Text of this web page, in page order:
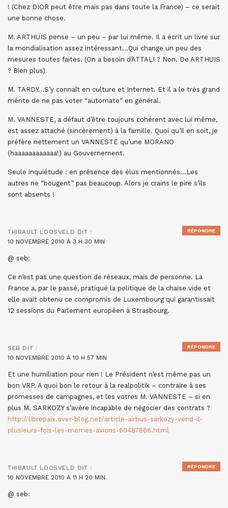
! (Chez DIOR peut être mais pas dans toute la France) – ce serait
une bonne chose.
M. ARTHUIS pense – un peu – par lui même. Il a écrit un livre sur
la mondialisation assez intéressant…Qui change un peu des
mesures toutes faites. (On a besoin d’ATTALI ? Non. De ARTHUIS
? Bien plus)
M. TARDY…S’y connaît en culture et Internet. Et il a le très grand
mérite de ne pas voter “automate” en général.
M. VANNESTE, a défaut d’être toujours cohérent avec lui même,
est assez attaché (sincèrement) à la famille. Quoi qu’il en soit, je
préfère nettement un VANNESTE qu’une MORANO
(haaaaaaaaaaaa!) au Gouvernement.
Seule inquiétude : en présence des élus mentionnés…Les
autres ne “bougent” pas beaucoup. Alors je crains le pire s’ils
sont absents !
THIBAULT LOOSVELD DIT :
10 NOVEMBRE 2010 À 3 H 30 MIN
@ seb:
Ce n’est pas une question de réseaux, mais de personne. La
France a, par le passé, pratiqué la politique de la chaise vide et
elle avait obtenu ce compromis de Luxembourg qui garantissait
12 sessions du Parlement européen à Strasbourg.
RÉPONDRE
SEB DIT :
10 NOVEMBRE 2010 À 10 H 57 MIN
Et une humiliation pour rien ! Le Président n’est même pas un
bon VRP. A quoi bon le retour à la realpolitik – contraire à ses
promesses de campagnes, et les votres M. VANNESTE – si en
plus M. SARKOZY s’avère incapable de négocier des contrats ?
http://librepaix.over-blog.net/article-airbus-sarkozy-vend-il-
plusieurs-fois-les-memes-avions-60487866.html
RÉPONDRE
THIBAULT LOOSVELD DIT :
10 NOVEMBRE 2010 À 11 H 20 MIN
@ seb:
RÉPONDRE